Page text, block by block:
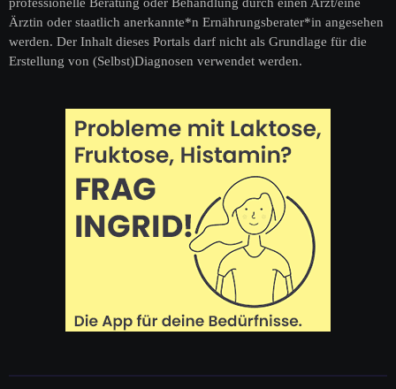
Ärztin oder staatlich anerkannte*n Ernährungsberater*in angesehen
werden. Der Inhalt dieses Portals darf nicht als Grundlage für die
Erstellung von (Selbst)Diagnosen verwendet werden.